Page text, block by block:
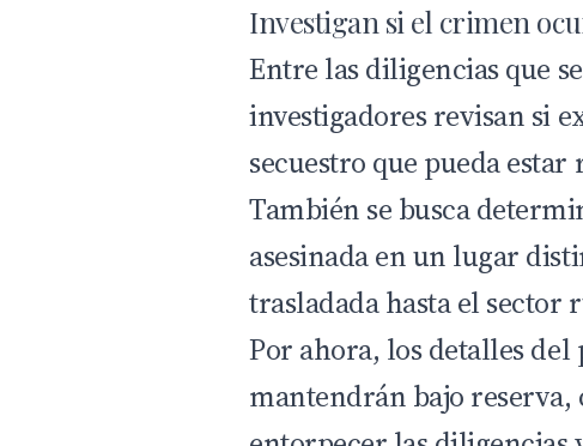
Investigan si el crimen
Entre las diligencias que
investigadores revisan si
secuestro que pueda
También se busca
asesinada en un lugar
trasladada hasta el
Por ahora, los detalles
mantendrán bajo reserva,